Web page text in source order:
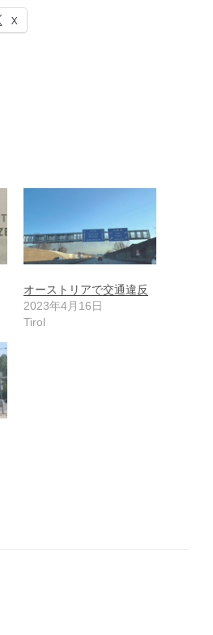
X
オーストリアで交通違反
2023年4月16日
Tirol